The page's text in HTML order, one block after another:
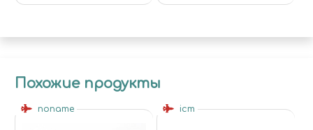
Похожие продукты
noname icm